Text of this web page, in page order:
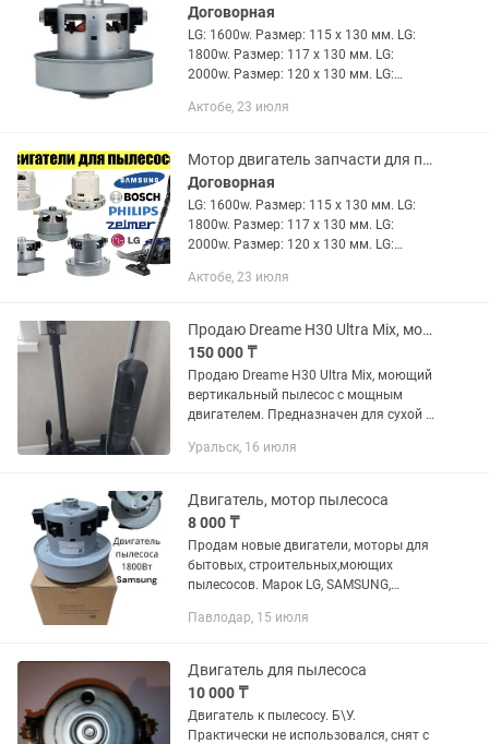
Договорная
LG: 1600w. Размер: 115 х 130 мм. LG:
1800w. Размер: 117 х 130 мм. LG:
2000w. Размер: 120 х 130 мм. LG:
——————————————— SAMSUNG:
Актобе, 23 июля
Мотор двигатель запчасти для пылесоса пылесосов
Договорная
LG: 1600w. Размер: 115 х 130 мм. LG:
1800w. Размер: 117 х 130 мм. LG:
2000w. Размер: 120 х 130 мм. LG:
——————————————— SAMSUNG:
Актобе, 23 июля
Продаю Dreame H30 Ultra Mix, моющий вертикальный пылесос с мощным двигателе
150 000 ₸
Продаю Dreame H30 Ultra Mix, моющий
вертикальный пылесос с мощным
двигателем. Предназначен для сухой и
на 1-2 часа, большой бак для чистой
Уральск, 16 июля
Двигатель, мотор пылесоса
8 000 ₸
Продам новые двигатели, моторы для
бытовых, строительных,моющих
пылесосов. Марок LG, SAMSUNG,
Недорого. Цены узнавайте по телефону
Павлодар, 15 июля
Двигатель для пылесоса
10 000 ₸
Двигатель к пылесосу. Б\У.
Практически не использовался, снят с